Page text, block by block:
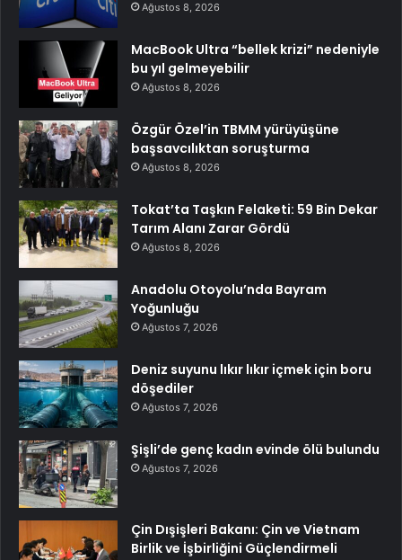
Ağustos 8, 2026
MacBook Ultra “bellek krizi” nedeniyle
bu yıl gelmeyebilir
Ağustos 8, 2026
Özgür Özel’in TBMM yürüyüşüne
başsavcılıktan soruşturma
Ağustos 8, 2026
Tokat’ta Taşkın Felaketi: 59 Bin Dekar
Tarım Alanı Zarar Gördü
Ağustos 8, 2026
Anadolu Otoyolu’nda Bayram
Yoğunluğu
Ağustos 7, 2026
Deniz suyunu lıkır lıkır içmek için boru
döşediler
Ağustos 7, 2026
Şişli’de genç kadın evinde ölü bulundu
Ağustos 7, 2026
Çin Dışişleri Bakanı: Çin ve Vietnam
Birlik ve İşbirliğini Güçlendirmeli